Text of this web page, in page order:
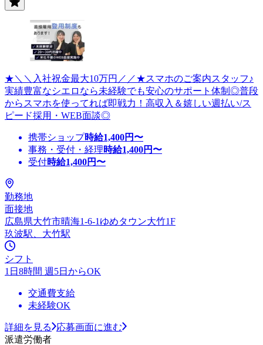
★＼＼入社祝金最大10万円／／★スマホのご案内スタッフ♪
実績豊富なシエロなら未経験でも安心のサポート体制◎普段
からスマホを使ってれば即戦力！高収入＆嬉しい週払い/ス
ピード採用・WEB面談◎
携帯ショップ時給1,400円〜
事務・受付・経理時給1,400円〜
受付時給1,400円〜
勤務地
面接地
広島県大竹市晴海1-6-1ゆめタウン大竹1F
玖波駅、大竹駅
シフト
1日8時間 週5日からOK
交通費支給
未経験OK
詳細を見る
応募画面に進む
派遣労働者